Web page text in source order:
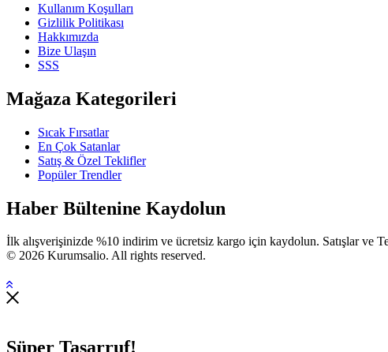
Kullanım Koşulları
Gizlilik Politikası
Hakkımızda
Bize Ulaşın
SSS
Mağaza Kategorileri
Sıcak Fırsatlar
En Çok Satanlar
Satış & Özel Teklifler
Popüler Trendler
Haber Bültenine Kaydolun
İlk alışverişinizde %10 indirim ve ücretsiz kargo için kaydolun. Satışlar ve
© 2026 Kurumsalio. All rights reserved.
Süper Tasarruf!